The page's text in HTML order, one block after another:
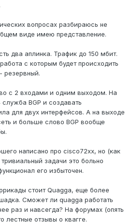
вопросах разбираюсь не
виде имею представление.
два аплинка. Трафик до 150 мбит.
с которым будет происходить
резервный.
с 2 входами и одним выходом. На
служба BGP и создавать
для двух интерфейсов. А на выходе
и больше слово BGP вообще
написано про cisco72xx, но (как
задачи это больно
его избыточен.
стоит Quagga, еще более
Сможет ли quagga работать
раз и навсегда? На форумах (опять
лестные отзывы о квагге.